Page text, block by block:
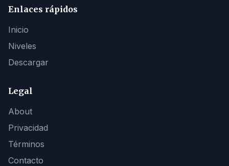
Enlaces rápidos
Inicio
Niveles
Descargar
Legal
About
Privacidad
Términos
Contacto